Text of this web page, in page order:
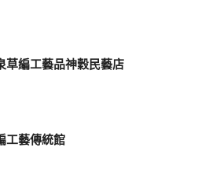
草編工藝品神穀民藝店
工藝傳統館